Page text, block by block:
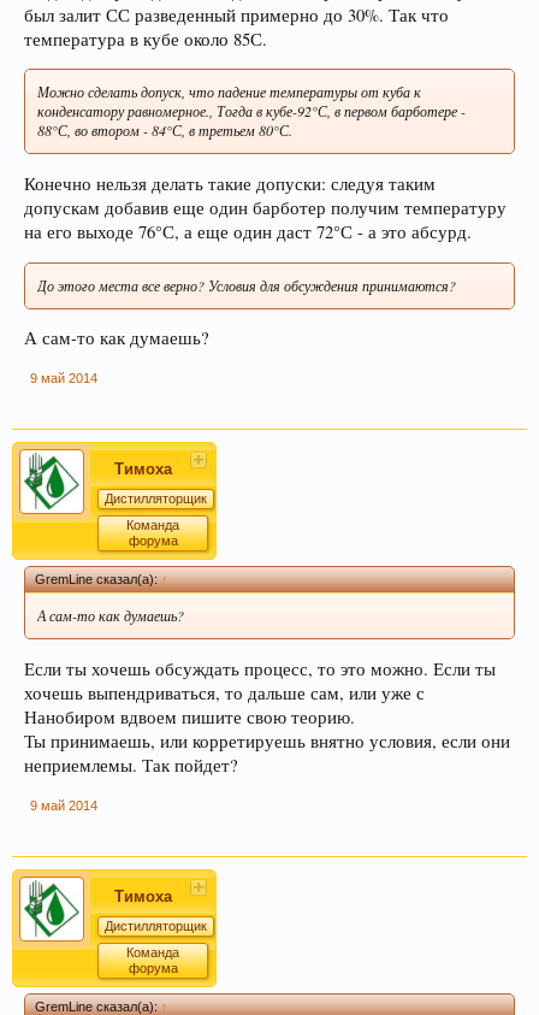
был залит СС разведенный примерно до 30%. Так что
температура в кубе около 85С.
Можно сделать допуск, что падение температуры от куба к
конденсатору равномерное., Тогда в кубе-92°С, в первом барботере -
88°С, во втором - 84°С, в третьем 80°С.
Конечно нельзя делать такие допуски: следуя таким
допускам добавив еще один барботер получим температуру
на его выходе 76°С, а еще один даст 72°С - а это абсурд.
До этого места все верно? Условия для обсуждения принимаются?
А сам-то как думаешь?
9 май 2014
Тимоха
Дистилляторщик
Команда
форума
GremLine сказал(а):↑
А сам-то как думаешь?
Если ты хочешь обсуждать процесс, то это можно. Если ты
хочешь выпендриваться, то дальше сам, или уже с
Нанобиром вдвоем пишите свою теорию.
Ты принимаешь, или корретируешь внятно условия, если они
неприемлемы. Так пойдет?
9 май 2014
Тимоха
Дистилляторщик
Команда
форума
GremLine сказал(а):↑